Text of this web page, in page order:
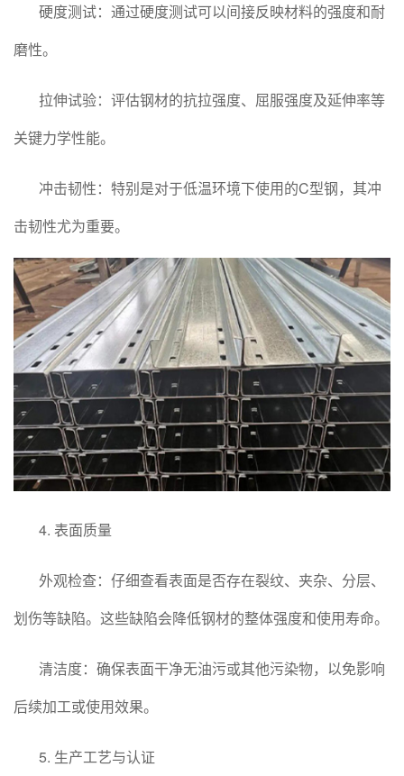
硬度测试：通过硬度测试可以间接反映材料的强度和耐
磨性。
拉伸试验：评估钢材的抗拉强度、屈服强度及延伸率等
关键力学性能。
冲击韧性：特别是对于低温环境下使用的C型钢，其冲
击韧性尤为重要。
4. 表面质量
外观检查：仔细查看表面是否存在裂纹、夹杂、分层、
划伤等缺陷。这些缺陷会降低钢材的整体强度和使用寿命。
清洁度：确保表面干净无油污或其他污染物，以免影响
后续加工或使用效果。
5. 生产工艺与认证